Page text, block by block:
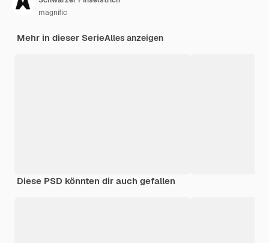
magnific
Mehr in dieser SerieAlles anzeigen
Diese PSD könnten dir auch gefallen